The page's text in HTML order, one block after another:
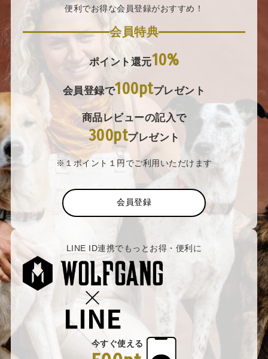
便利でお得な会員登録がおすすめ！
会員特典
ポイント還元10%
会員登録で100ptプレゼント
商品レビューの記入で
300ptプレゼント
※１ポイント１円でご利用いただけます
会員登録
LINE ID連携でもっとお得・便利に
今すぐ使える